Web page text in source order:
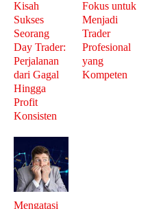
Kisah
Sukses
Seorang
Day Trader:
Perjalanan
dari Gagal
Hingga
Profit
Konsisten
Fokus untuk
Menjadi
Trader
Profesional
yang
Kompeten
Mengatasi